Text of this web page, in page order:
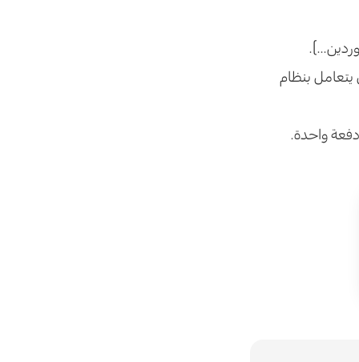
يتعامل بنظام
واحدة.